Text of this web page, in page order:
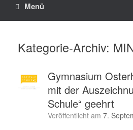
Menü
Kategorie-Archiv:
Gymnasium
mit der
Schule“ geehrt
Veröffentlicht am 7.